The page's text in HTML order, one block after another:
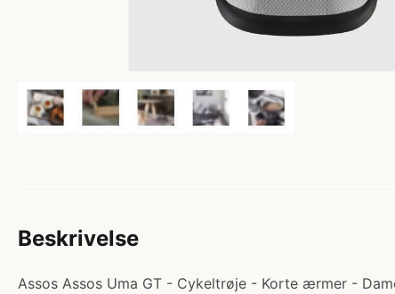
Beskrivelse
Assos Assos Uma GT - Cykeltrøje - Korte ærmer -